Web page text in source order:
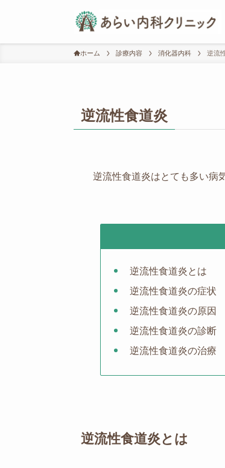
ホーム 診療内容 消化器内科 逆流
逆流性食道炎
逆流性食道炎はとても多い病
逆流性食道炎とは
逆流性食道炎の症状
逆流性食道炎の原因
逆流性食道炎の診断
逆流性食道炎の治療
逆流性食道炎とは